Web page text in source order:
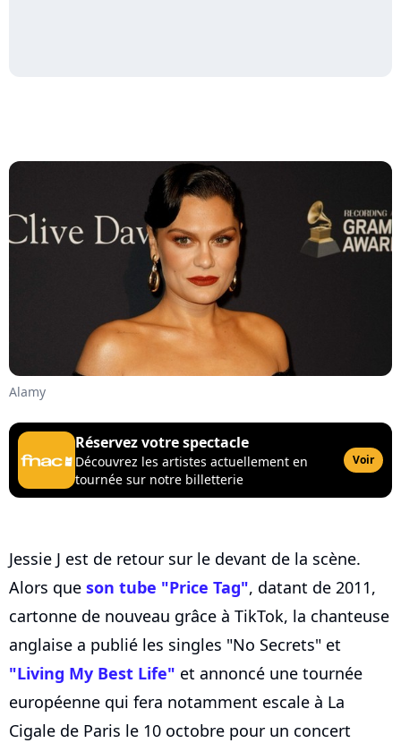
Alamy
Réservez votre spectacle
Découvrez les artistes actuellement en
tournée sur notre billetterie
Voir
Jessie J est de retour sur le devant de la scène.
Alors que son tube "Price Tag", datant de 2011,
cartonne de nouveau grâce à TikTok, la chanteuse
anglaise a publié les singles "No Secrets" et
"Living My Best Life" et annoncé une tournée
européenne qui fera notamment escale à La
Cigale de Paris le 10 octobre pour un concert